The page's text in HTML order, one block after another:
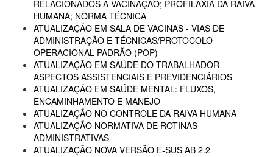
RELACIONADOS À VACINAÇÃO; PROFILAXIA DA RAIVA
HUMANA; NORMA TÉCNICA
ATUALIZAÇÃO EM SALA DE VACINAS - VIAS DE
ADMINISTRAÇÃO E TÉCNICAS/PROTOCOLO
OPERACIONAL PADRÃO (POP)
ATUALIZAÇÃO EM SAÚDE DO TRABALHADOR -
ASPECTOS ASSISTENCIAIS E PREVIDENCIÁRIOS
ATUALIZAÇÃO EM SAÚDE MENTAL: FLUXOS,
ENCAMINHAMENTO E MANEJO
ATUALIZAÇÃO NO CONTROLE DA RAIVA HUMANA
ATUALIZAÇÃO NORMATIVA DE ROTINAS
ADMINISTRATIVAS
ATUALIZAÇÃO NOVA VERSÃO E-SUS AB 2.2